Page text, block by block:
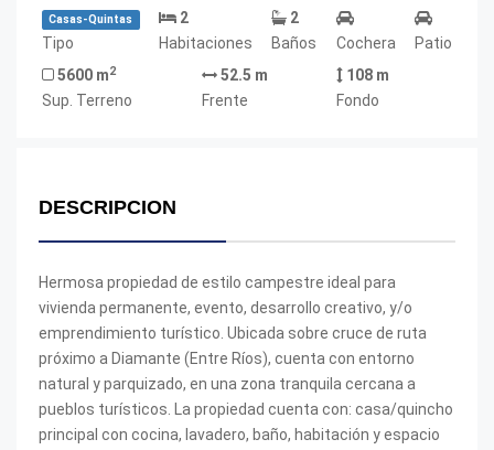
Casas-Quintas
Tipo
2
Habitaciones
2
Baños
Cochera
Patio
5600 m2
Sup. Terreno
52.5 m
Frente
108 m
Fondo
DESCRIPCION
Hermosa propiedad de estilo campestre ideal para
vivienda permanente, evento, desarrollo creativo, y/o
emprendimiento turístico. Ubicada sobre cruce de ruta
próximo a Diamante (Entre Ríos), cuenta con entorno
natural y parquizado, en una zona tranquila cercana a
pueblos turísticos. La propiedad cuenta con: casa/quincho
principal con cocina, lavadero, baño, habitación y espacio